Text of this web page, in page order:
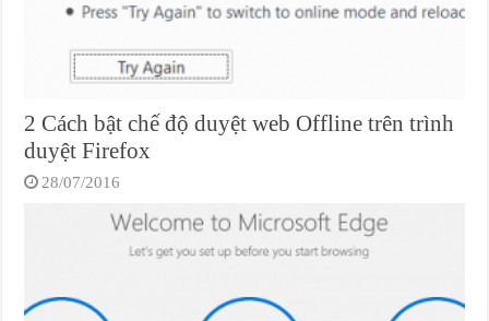
2 Cách bật chế độ duyệt web Offline trên trình
duyệt Firefox
28/07/2016